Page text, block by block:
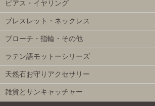
ピアス・イヤリング
ブレスレット・ネックレス
ブローチ・指輪・その他
ラテン語モットーシリーズ
天然石お守りアクセサリー
雑貨とサンキャッチャー